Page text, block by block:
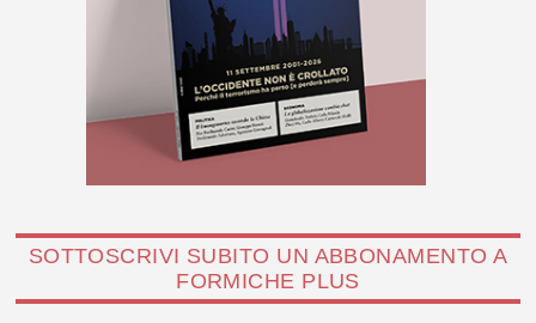
SOTTOSCRIVI SUBITO UN ABBONAMENTO A
FORMICHE PLUS